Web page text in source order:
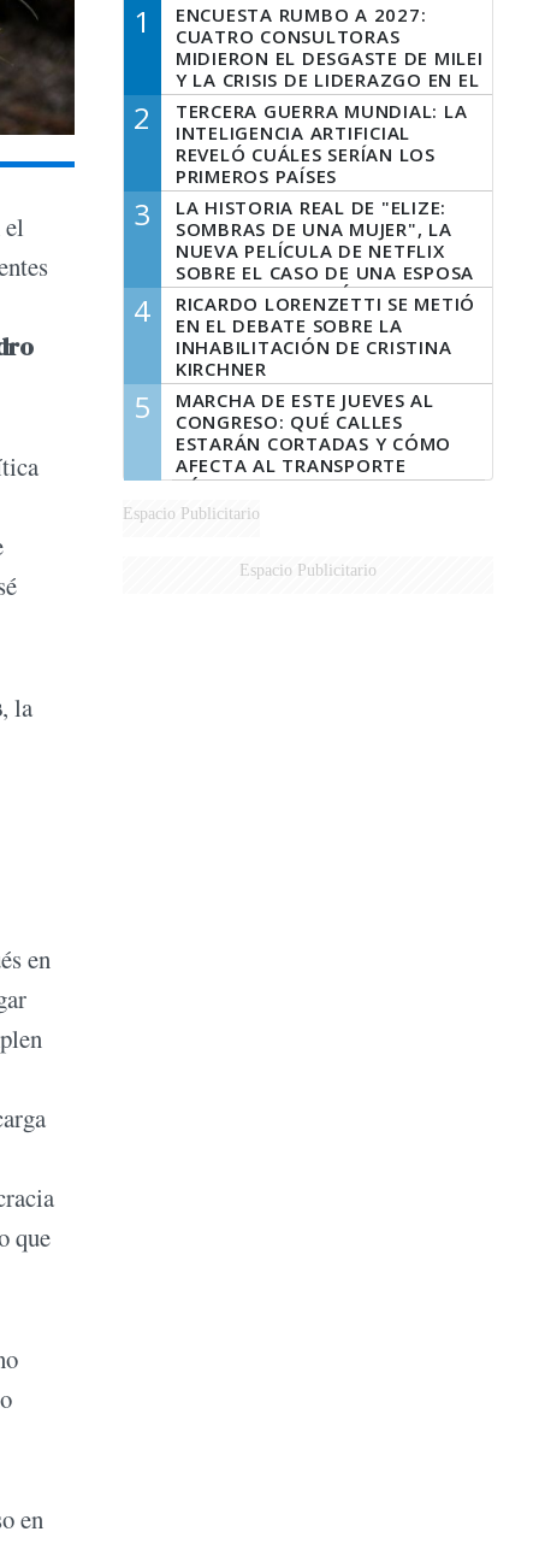
, la
en
que
en
1
ENCUESTA RUMBO A 2027:
CUATRO CONSULTORAS
MIDIERON EL DESGASTE DE MILEI
Y LA CRISIS DE LIDERAZGO EN EL
PERONISMO
2
TERCERA GUERRA MUNDIAL: LA
INTELIGENCIA ARTIFICIAL
REVELÓ CUÁLES SERÍAN LOS
PRIMEROS PAÍSES
LATINOAMERICANOS EN SER
DERROTADOS
3
LA HISTORIA REAL DE "ELIZE:
SOMBRAS DE UNA MUJER", LA
NUEVA PELÍCULA DE NETFLIX
SOBRE EL CASO DE UNA ESPOSA
QUE DESCUARTIZÓ A SU
MARIDO
4
RICARDO LORENZETTI SE METIÓ
EN EL DEBATE SOBRE LA
INHABILITACIÓN DE CRISTINA
KIRCHNER
5
MARCHA DE ESTE JUEVES AL
CONGRESO: QUÉ CALLES
ESTARÁN CORTADAS Y CÓMO
AFECTA AL TRANSPORTE
PÚBLICO
Espacio Publicitario
Espacio Publicitario